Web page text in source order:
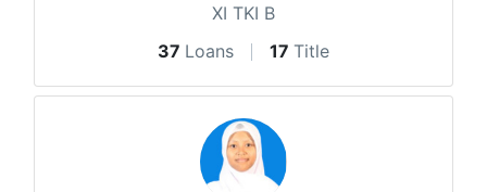
XI TKI B
37 Loans 17 Title